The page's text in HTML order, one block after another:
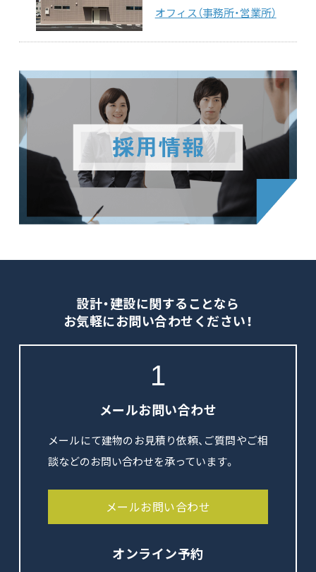
オフィス（事務所・営業所）
設計・建設に関することなら
お気軽にお問い合わせください！
1
メールお問い合わせ
メールにて建物のお見積り依頼、ご質問やご相
談などのお問い合わせを承っています。
メールお問い合わせ
オンライン予約